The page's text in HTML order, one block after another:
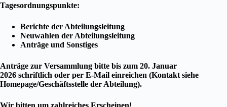
Tagesordnungspunkte:
Berichte der Abteilungsleitung
Neuwahlen der Abteilungsleitung
Anträge und Sonstiges
Anträge zur Versammlung bitte bis zum 20. Januar
2026 schriftlich oder per E-Mail einreichen (Kontakt siehe
Homepage/Geschäftsstelle der Abteilung).
Wir bitten um zahlreiches Erscheinen!